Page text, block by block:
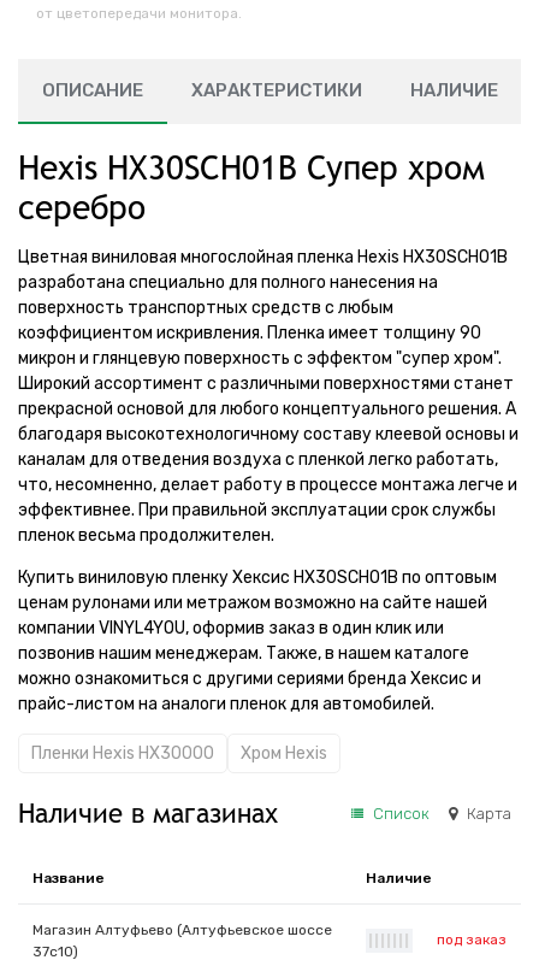
от цветопередачи монитора.
ОПИСАНИЕ ХАРАКТЕРИСТИКИ НАЛИЧИЕ
Hexis HX30SCH01B Супер хром
серебро
Цветная виниловая многослойная пленка Hexis HX30SCH01B
разработана специально для полного нанесения на
поверхность транспортных средств с любым
коэффициентом искривления. Пленка имеет толщину 90
микрон и глянцевую поверхность с эффектом "супер хром".
Широкий ассортимент с различными поверхностями станет
прекрасной основой для любого концептуального решения. А
благодаря высокотехнологичному составу клеевой основы и
каналам для отведения воздуха с пленкой легко работать,
что, несомненно, делает работу в процессе монтажа легче и
эффективнее. При правильной эксплуатации срок службы
пленок весьма продолжителен.
Купить виниловую пленку Хексис HX30SCH01B по оптовым
ценам рулонами или метражом возможно на сайте нашей
компании VINYL4YOU, оформив заказ в один клик или
позвонив нашим менеджерам. Также, в нашем каталоге
можно ознакомиться с другими сериями бренда Хексис и
прайс-листом на аналоги пленок для автомобилей.
Пленки Hexis HX30000 Хром Hexis
Наличие в магазинах Список Карта
Название Наличие
Магазин Алтуфьево (Алтуфьевское шоссе
37с10)
под заказ